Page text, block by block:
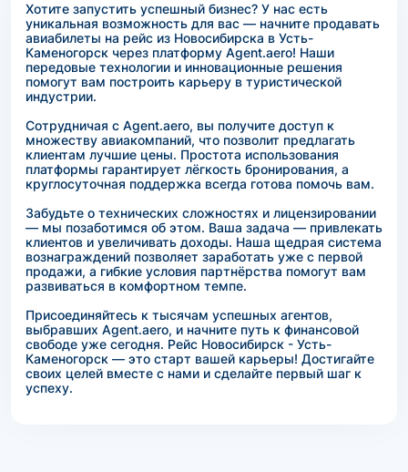
Хотите запустить успешный бизнес? У нас есть
уникальная возможность для вас — начните продавать
авиабилеты на рейс из Новосибирска в Усть-
Каменогорск через платформу Agent.aero! Наши
передовые технологии и инновационные решения
помогут вам построить карьеру в туристической
индустрии.
Сотрудничая с Agent.aero, вы получите доступ к
множеству авиакомпаний, что позволит предлагать
клиентам лучшие цены. Простота использования
платформы гарантирует лёгкость бронирования, а
круглосуточная поддержка всегда готова помочь вам.
Забудьте о технических сложностях и лицензировании
— мы позаботимся об этом. Ваша задача — привлекать
клиентов и увеличивать доходы. Наша щедрая система
вознаграждений позволяет заработать уже с первой
продажи, а гибкие условия партнёрства помогут вам
развиваться в комфортном темпе.
Присоединяйтесь к тысячам успешных агентов,
выбравших Agent.aero, и начните путь к финансовой
свободе уже сегодня. Рейс Новосибирск - Усть-
Каменогорск — это старт вашей карьеры! Достигайте
своих целей вместе с нами и сделайте первый шаг к
успеху.